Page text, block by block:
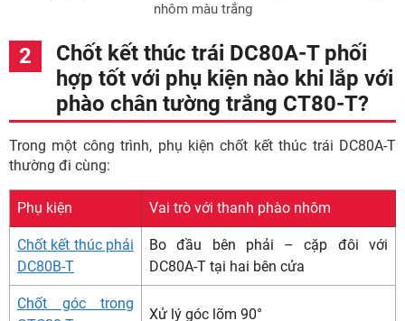
nhôm màu trắng
Chốt kết thúc trái DC80A-T phối
hợp tốt với phụ kiện nào khi lắp với
phào chân tường trắng CT80-T?
Trong một công trình, phụ kiện chốt kết thúc trái DC80A-T
thường đi cùng:
Phụ kiện Vai trò với thanh phào nhôm
Chốt kết thúc phải
DC80B-T
Bo đầu bên phải – cặp đôi với
DC80A-T tại hai bên cửa
Chốt góc trong
Xử lý góc lõm 90°